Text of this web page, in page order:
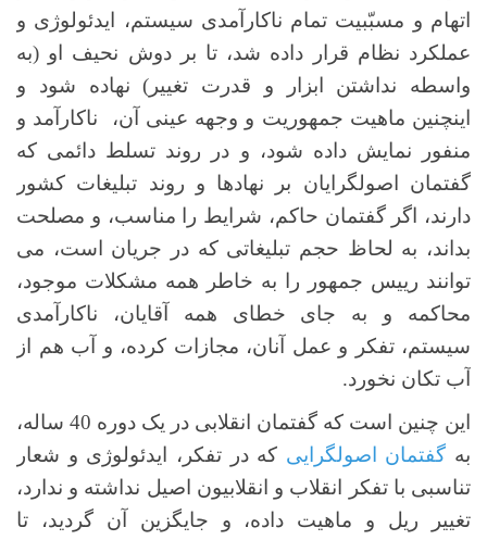
اتهام و مسبّبیت تمام ناکارآمدی سیستم، ایدئولوژی و
عملکرد نظام قرار داده شد، تا بر دوش نحیف او (به
واسطه نداشتن ابزار و قدرت تغییر) نهاده شود و
اینچنین ماهیت جمهوریت و وجهه عینی آن، ناکارآمد و
منفور نمایش داده شود، و در روند تسلط دائمی که
گفتمان اصولگرایان بر نهادها و روند تبلیغات کشور
دارند، اگر گفتمان حاکم، شرایط را مناسب، و مصلحت
بداند، به لحاظ حجم تبلیغاتی که در جریان است، می
توانند رییس جمهور را به خاطر همه مشکلات موجود،
محاکمه و به جای خطای همه آقایان، ناکارآمدی
سیستم، تفکر و عمل آنان، مجازات کرده، و آب هم از
آب تکان نخورد.
این چنین است که گفتمان انقلابی در یک دوره 40 ساله،
به گفتمان اصولگرایی که در تفکر، ایدئولوژی و شعار
تناسبی با تفکر انقلاب و انقلابیون اصیل نداشته و ندارد،
تغییر ریل و ماهیت داده، و جایگزین آن گردید، تا